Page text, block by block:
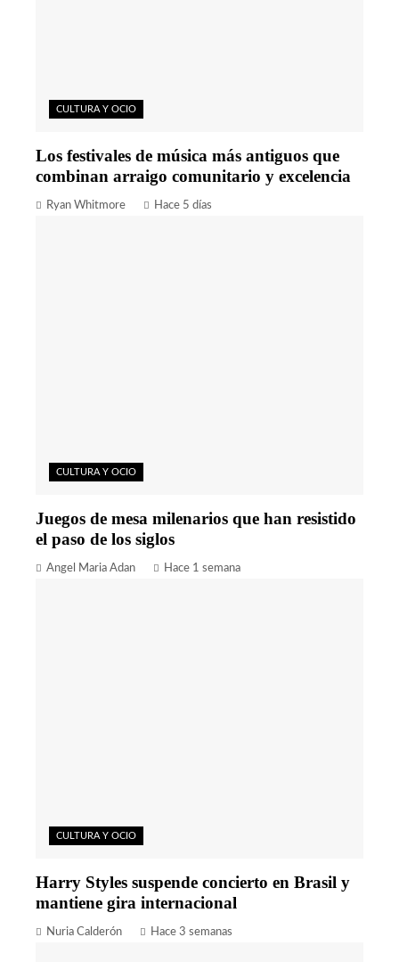
CULTURA Y OCIO
Los festivales de música más antiguos que
combinan arraigo comunitario y excelencia
Ryan Whitmore Hace 5 días
CULTURA Y OCIO
Juegos de mesa milenarios que han resistido
el paso de los siglos
Angel Maria Adan Hace 1 semana
CULTURA Y OCIO
Harry Styles suspende concierto en Brasil y
mantiene gira internacional
Nuria Calderón Hace 3 semanas